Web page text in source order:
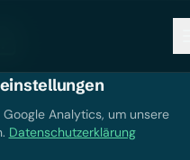
Analytics, um unsere
Datenschutzerklärung